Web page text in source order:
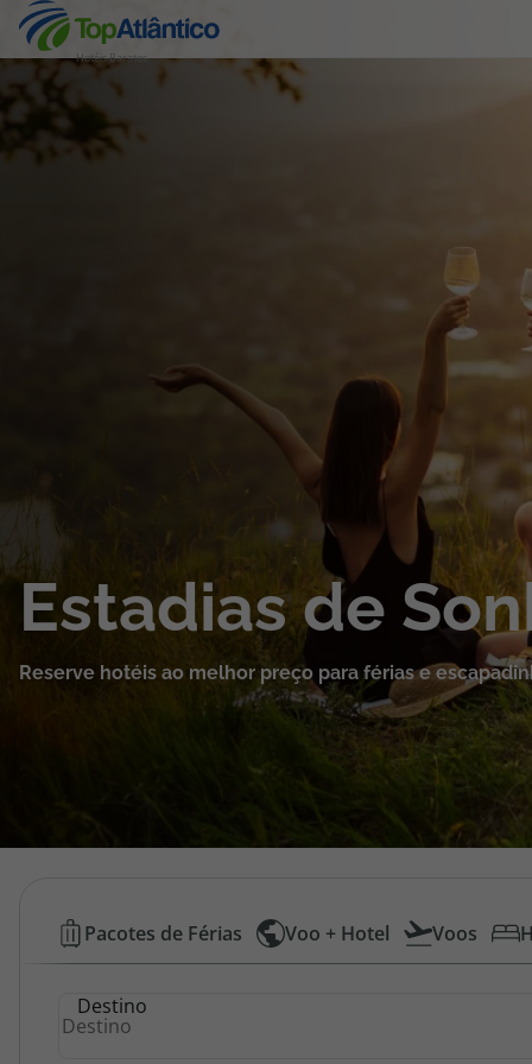
Hotéis Baratos
Destinos
Pacotes de Férias
Cruzeiros
Promoções
Área de Cliente
Estadias de
Reserve hotéis ao melhor preço para férias e
Hotéis
Baratos
Pacotes de Férias Voo + Hotel Voos
Destino